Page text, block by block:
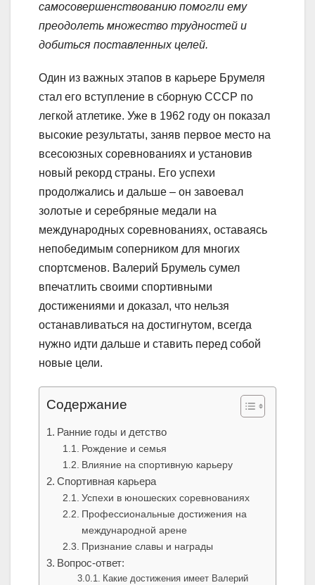
самосовершенствованию помогли ему
преодолеть множество трудностей и
добиться поставленных целей.
Один из важных этапов в карьере Брумеля
стал его вступление в сборную СССР по
легкой атлетике. Уже в 1962 году он показал
высокие результаты, заняв первое место на
всесоюзных соревнованиях и установив
новый рекорд страны. Его успехи
продолжались и дальше – он завоевал
золотые и серебряные медали на
международных соревнованиях, оставаясь
непобедимым соперником для многих
спортсменов. Валерий Брумель сумел
впечатлить своими спортивными
достижениями и доказал, что нельзя
останавливаться на достигнутом, всегда
нужно идти дальше и ставить перед собой
новые цели.
Содержание
Ранние годы и детство
Рождение и семья
Влияние на спортивную карьеру
Спортивная карьера
Успехи в юношеских соревнованиях
Профессиональные достижения на
международной арене
Признание славы и награды
Вопрос-ответ:
Какие достижения имеет Валерий